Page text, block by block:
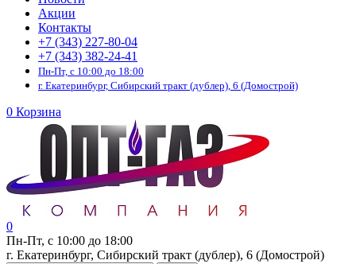
Акции
Контакты
+7 (343) 227-80-04
+7 (343) 382-24-41
Пн-Пт, с 10:00 до 18:00
г. Екатеринбург, Сибирский тракт (дублер), 6 (Домострой)
0 Корзина
0
Пн-Пт, с 10:00 до 18:00
г. Екатеринбург, Сибирский тракт (дублер), 6 (Домострой)